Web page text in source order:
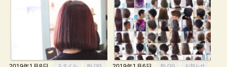
スタイル BLOG BLOG お知らせ